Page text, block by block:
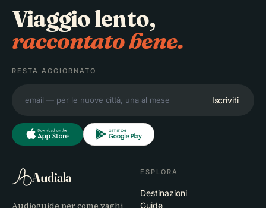
Viaggio lento,
raccontato bene.
RESTA AGGIORNATO
Iscriviti
Audiala
Audioguide per come vaghi
ESPLORA
Destinazioni
Guide